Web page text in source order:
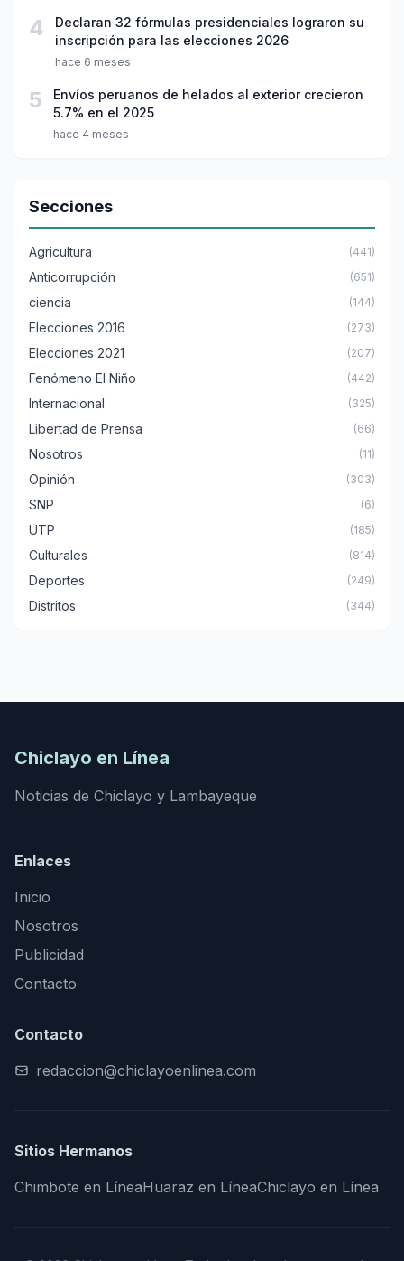
4
Declaran 32 fórmulas presidenciales lograron su
inscripción para las elecciones 2026
hace 6 meses
5
Envíos peruanos de helados al exterior crecieron
5.7% en el 2025
hace 4 meses
Secciones
Agricultura (441)
Anticorrupción (651)
ciencia (144)
Elecciones 2016 (273)
Elecciones 2021 (207)
Fenómeno El Niño (442)
Internacional (325)
Libertad de Prensa (66)
Nosotros (11)
Opinión (303)
SNP (6)
UTP (185)
Culturales (814)
Deportes (249)
Distritos (344)
Chiclayo en Línea
Noticias de Chiclayo y Lambayeque
Enlaces
Inicio
Nosotros
Publicidad
Contacto
Contacto
redaccion@chiclayoenlinea.com
Sitios Hermanos
Chimbote en LíneaHuaraz en LíneaChiclayo en Línea